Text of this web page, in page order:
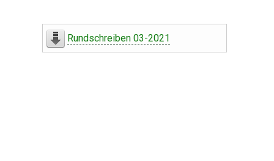
Rundschreiben 03-2021